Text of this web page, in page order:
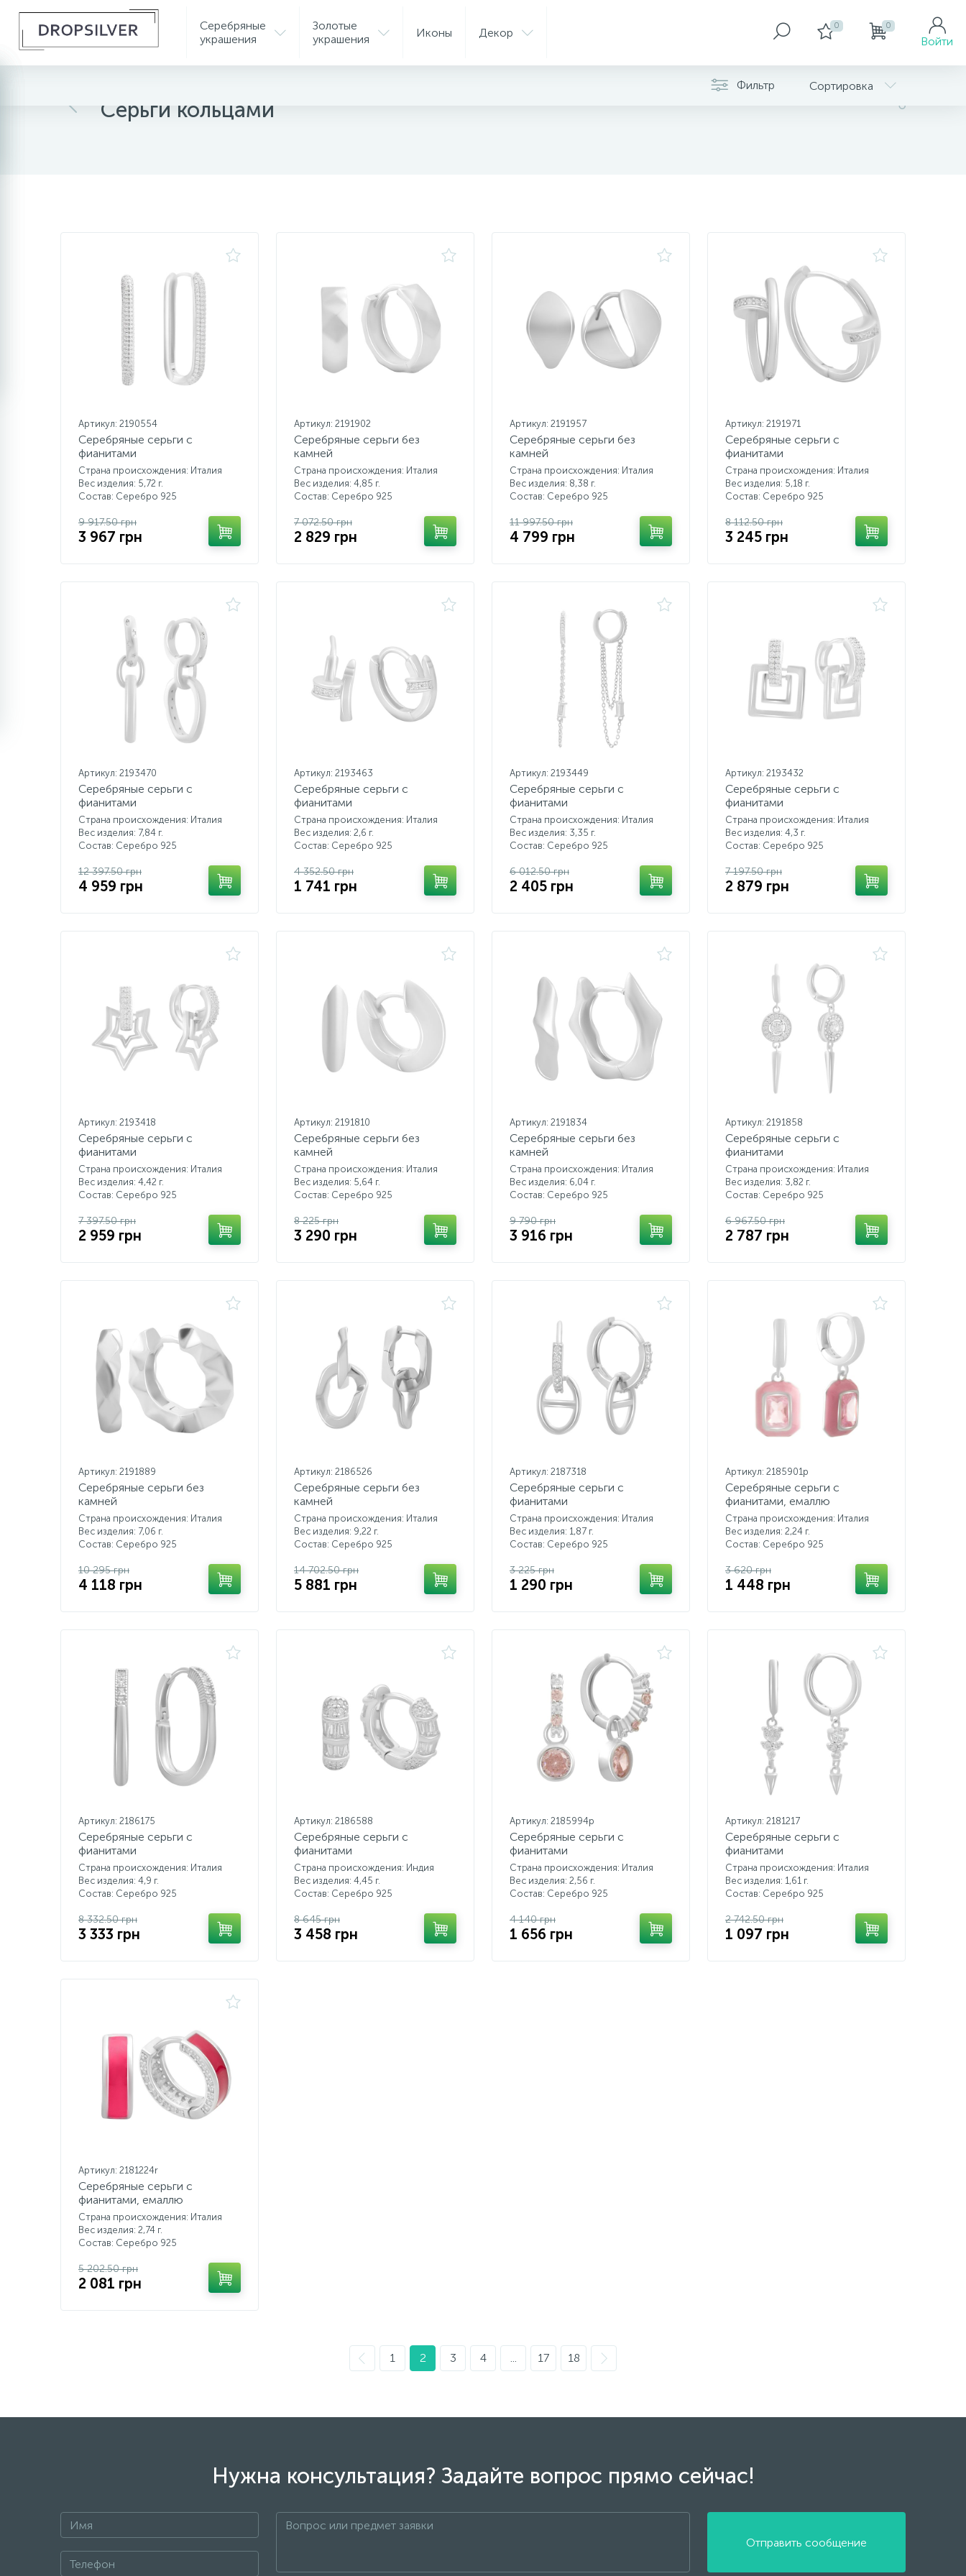
Серебряные
украшения
Золотые
украшения
Иконы Декор 0 0
Войти
Серьги кольцами
Фильтр Сортировка
Артикул: 2190554
Серебряные серьги с
фианитами
Страна происхождения: Италия
Вес изделия: 5,72 г.
Состав: Серебро 925
9 917.50 грн
3 967 грн
Артикул: 2191902
Серебряные серьги без
камней
Страна происхождения: Италия
Вес изделия: 4,85 г.
Состав: Серебро 925
7 072.50 грн
2 829 грн
Артикул: 2191957
Серебряные серьги без
камней
Страна происхождения: Италия
Вес изделия: 8,38 г.
Состав: Серебро 925
11 997.50 грн
4 799 грн
Артикул: 2191971
Серебряные серьги с
фианитами
Страна происхождения: Италия
Вес изделия: 5,18 г.
Состав: Серебро 925
8 112.50 грн
3 245 грн
Артикул: 2193470
Серебряные серьги с
фианитами
Страна происхождения: Италия
Вес изделия: 7,84 г.
Состав: Серебро 925
12 397.50 грн
4 959 грн
Артикул: 2193463
Серебряные серьги с
фианитами
Страна происхождения: Италия
Вес изделия: 2,6 г.
Состав: Серебро 925
4 352.50 грн
1 741 грн
Артикул: 2193449
Серебряные серьги с
фианитами
Страна происхождения: Италия
Вес изделия: 3,35 г.
Состав: Серебро 925
6 012.50 грн
2 405 грн
Артикул: 2193432
Серебряные серьги с
фианитами
Страна происхождения: Италия
Вес изделия: 4,3 г.
Состав: Серебро 925
7 197.50 грн
2 879 грн
Артикул: 2193418
Серебряные серьги с
фианитами
Страна происхождения: Италия
Вес изделия: 4,42 г.
Состав: Серебро 925
7 397.50 грн
2 959 грн
Артикул: 2191810
Серебряные серьги без
камней
Страна происхождения: Италия
Вес изделия: 5,64 г.
Состав: Серебро 925
8 225 грн
3 290 грн
Артикул: 2191834
Серебряные серьги без
камней
Страна происхождения: Италия
Вес изделия: 6,04 г.
Состав: Серебро 925
9 790 грн
3 916 грн
Артикул: 2191858
Серебряные серьги с
фианитами
Страна происхождения: Италия
Вес изделия: 3,82 г.
Состав: Серебро 925
6 967.50 грн
2 787 грн
Артикул: 2191889
Серебряные серьги без
камней
Страна происхождения: Италия
Вес изделия: 7,06 г.
Состав: Серебро 925
10 295 грн
4 118 грн
Артикул: 2186526
Серебряные серьги без
камней
Страна происхождения: Италия
Вес изделия: 9,22 г.
Состав: Серебро 925
14 702.50 грн
5 881 грн
Артикул: 2187318
Серебряные серьги с
фианитами
Страна происхождения: Италия
Вес изделия: 1,87 г.
Состав: Серебро 925
3 225 грн
1 290 грн
Артикул: 2185901p
Серебряные серьги с
фианитами, емаллю
Страна происхождения: Италия
Вес изделия: 2,24 г.
Состав: Серебро 925
3 620 грн
1 448 грн
Артикул: 2186175
Серебряные серьги с
фианитами
Страна происхождения: Италия
Вес изделия: 4,9 г.
Состав: Серебро 925
8 332.50 грн
3 333 грн
Артикул: 2186588
Серебряные серьги с
фианитами
Страна происхождения: Индия
Вес изделия: 4,45 г.
Состав: Серебро 925
8 645 грн
3 458 грн
Артикул: 2185994p
Серебряные серьги с
фианитами
Страна происхождения: Италия
Вес изделия: 2,56 г.
Состав: Серебро 925
4 140 грн
1 656 грн
Артикул: 2181217
Серебряные серьги с
фианитами
Страна происхождения: Италия
Вес изделия: 1,61 г.
Состав: Серебро 925
2 742.50 грн
1 097 грн
Артикул: 2181224r
Серебряные серьги с
фианитами, емаллю
Страна происхождения: Италия
Вес изделия: 2,74 г.
Состав: Серебро 925
5 202.50 грн
2 081 грн
1 2 3 4 ... 17 18
Нужна консультация? Задайте вопрос прямо сейчас!
Отправить сообщение